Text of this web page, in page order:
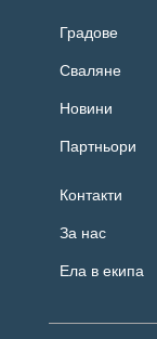
Градове
Сваляне
Новини
Партньори
Контакти
За нас
Ела в екипа